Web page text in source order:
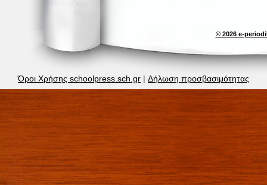
© 2026 e-
Όροι Χρήσης schoolpress.sch.gr | Δήλωση προσβασιμότητας